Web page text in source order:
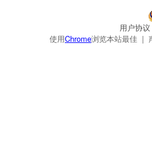
用户协议
使用Chrome浏览本站最佳 |